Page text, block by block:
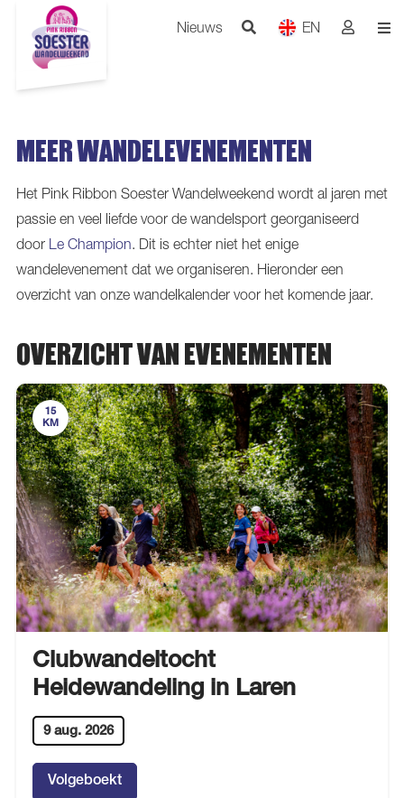
Nieuws EN
MEER WANDELEVENEMENTEN
Het Pink Ribbon Soester Wandelweekend wordt al jaren met
passie en veel liefde voor de wandelsport georganiseerd
door Le Champion. Dit is echter niet het enige
wandelevenement dat we organiseren. Hieronder een
overzicht van onze wandelkalender voor het komende jaar.
OVERZICHT VAN EVENEMENTEN
15
KM
Clubwandeltocht
Heidewandeling in Laren
9 aug. 2026
Volgeboekt